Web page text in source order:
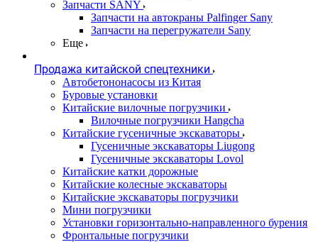
Запчасти SANY
Запчасти на автокраны Palfinger Sany
Запчасти на перегружатели Sany
Еще
Продажа китайской спецтехники
Автобетононасосы из Китая
Буровые установки
Китайские вилочные погрузчики
Вилочные погрузчики Hangcha
Китайские гусеничные экскаваторы
Гусеничные экскаваторы Liugong
Гусеничные экскаваторы Lovol
Китайские катки дорожные
Китайские колесные экскаваторы
Китайские экскаваторы погрузчики
Мини погрузчики
Установки горизонтально-направленного бурения
Фронтальные погрузчики